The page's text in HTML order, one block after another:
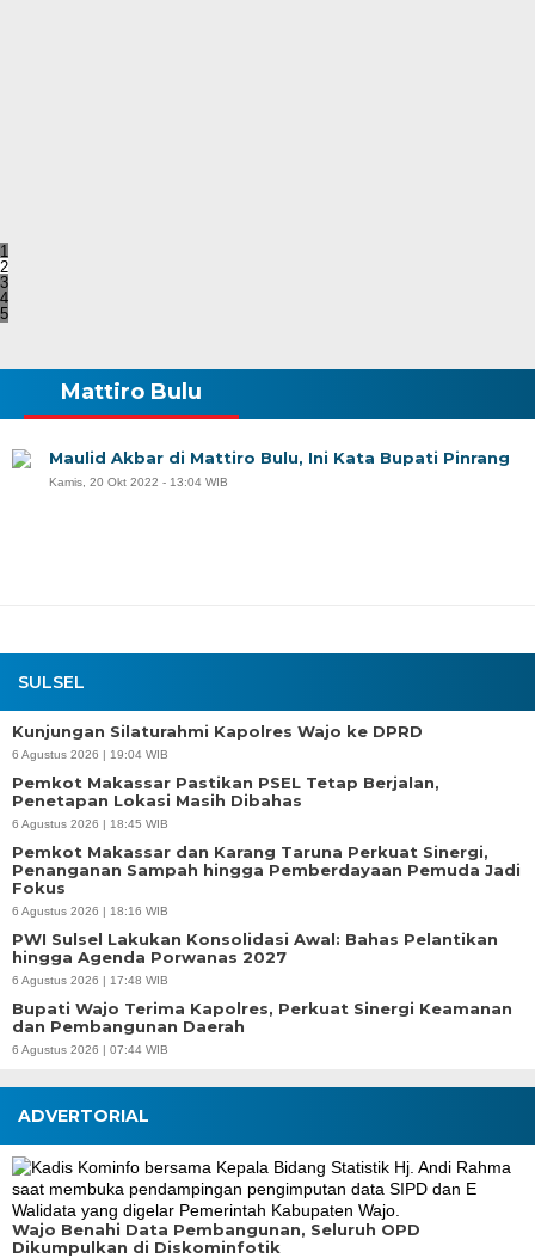
1
2
3
4
5
SULSEL
Kunjungan Silaturahmi Kapolres Wajo ke DPRD
6 Agustus 2026 | 19:04 WIB
Pemkot Makassar Pastikan PSEL Tetap Berjalan,
Penetapan Lokasi Masih Dibahas
6 Agustus 2026 | 18:45 WIB
Pemkot Makassar dan Karang Taruna Perkuat Sinergi,
Penanganan Sampah hingga Pemberdayaan Pemuda Jadi
Fokus
6 Agustus 2026 | 18:16 WIB
PWI Sulsel Lakukan Konsolidasi Awal: Bahas Pelantikan
hingga Agenda Porwanas 2027
6 Agustus 2026 | 17:48 WIB
Bupati Wajo Terima Kapolres, Perkuat Sinergi Keamanan
dan Pembangunan Daerah
6 Agustus 2026 | 07:44 WIB
Mattiro Bulu
Maulid Akbar di Mattiro Bulu, Ini Kata Bupati Pinrang
Kamis, 20 Okt 2022 - 13:04 WIB
ADVERTORIAL
Wajo Benahi Data Pembangunan, Seluruh OPD
Dikumpulkan di Diskominfotik